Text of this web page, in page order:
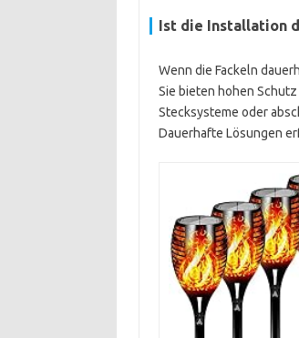
Ist die Installation
Wenn die Fackeln
Sie bieten hohen
Stecksysteme oder
Dauerhafte Lösungen